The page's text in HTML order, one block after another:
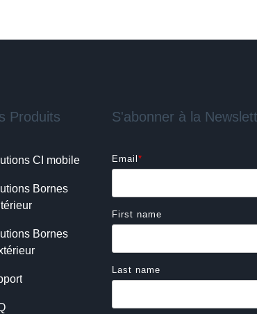
Produits
CI mobile
Bornes
Bornes
S'abonner à la
Email *
First name
Last name